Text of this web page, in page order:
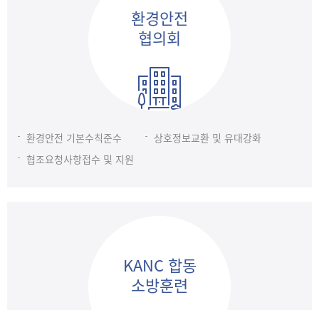
환경안전
협의회
환경안전 기본수칙준수
상호정보교환 및 유대강화
협조요청사항접수 및 지원
KANC 합동
소방훈련